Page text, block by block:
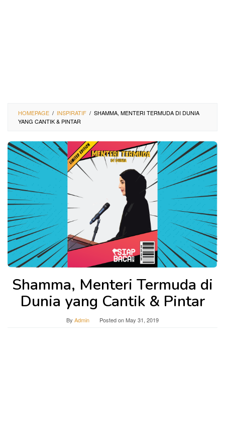
HOMEPAGE / INSPIRATIF / SHAMMA, MENTERI TERMUDA DI DUNIA
YANG CANTIK & PINTAR
Shamma, Menteri Termuda di
Dunia yang Cantik & Pintar
By Admin Posted onMay 31, 2019